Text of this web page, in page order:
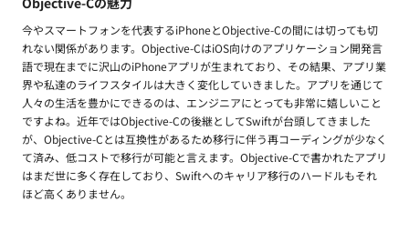
今やスマートフォンを代表するiPhoneとObjective-Cの間には切っても切
れない関係があります。Objective-CはiOS向けのアプリケーション開発言
語で現在までに沢山のiPhoneアプリが生まれており、その結果、アプリ業
界や私達のライフスタイルは大きく変化していきました。アプリを通じて
人々の生活を豊かにできるのは、エンジニアにとっても非常に嬉しいこと
ですよね。近年ではObjective-Cの後継としてSwiftが台頭してきました
が、Objective-Cとは互換性があるため移行に伴う再コーディングが少なく
て済み、低コストで移行が可能と言えます。Objective-Cで書かれたアプリ
はまだ世に多く存在しており、Swiftへのキャリア移行のハードルもそれ
ほど高くありません。